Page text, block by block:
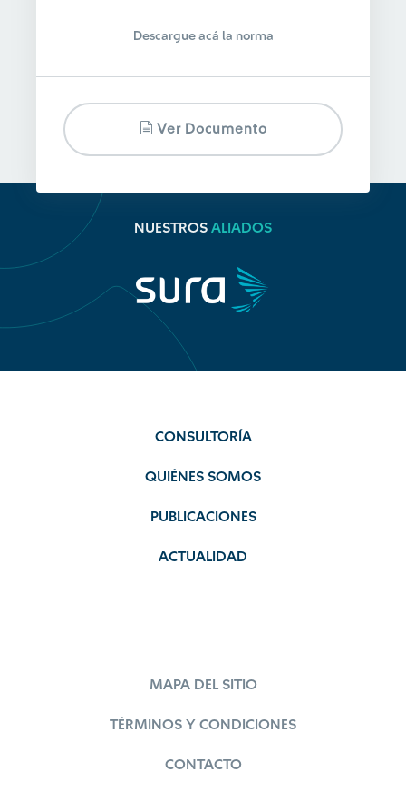
Descargue acá la norma
Ver Documento
NUESTROS ALIADOS
CONSULTORÍA
QUIÉNES SOMOS
PUBLICACIONES
ACTUALIDAD
MAPA DEL SITIO
TÉRMINOS Y CONDICIONES
CONTACTO